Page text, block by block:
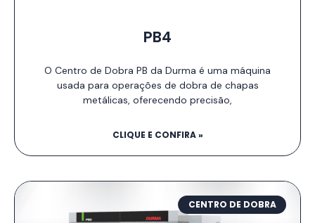
PB4
O Centro de Dobra PB da Durma é uma máquina
usada para operações de dobra de chapas
metálicas, oferecendo precisão,
CLIQUE E CONFIRA »
CENTRO DE DOBRA